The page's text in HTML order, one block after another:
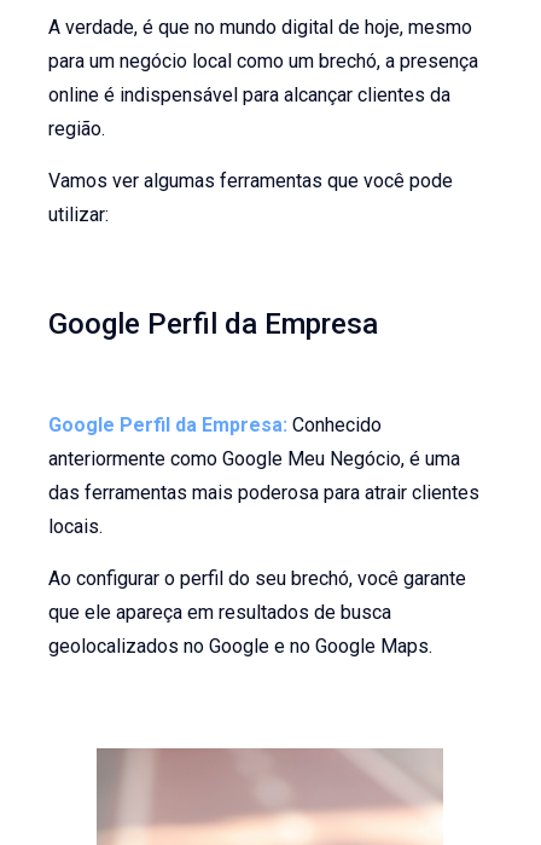
A verdade, é que no mundo digital de hoje, mesmo
para um negócio local como um brechó, a presença
online é indispensável para alcançar clientes da
região.
Vamos ver algumas ferramentas que você pode
utilizar:
Google Perfil da Empresa
Google Perfil da Empresa: Conhecido
anteriormente como Google Meu Negócio, é uma
das ferramentas mais poderosa para atrair clientes
locais.
Ao configurar o perfil do seu brechó, você garante
que ele apareça em resultados de busca
geolocalizados no Google e no Google Maps.